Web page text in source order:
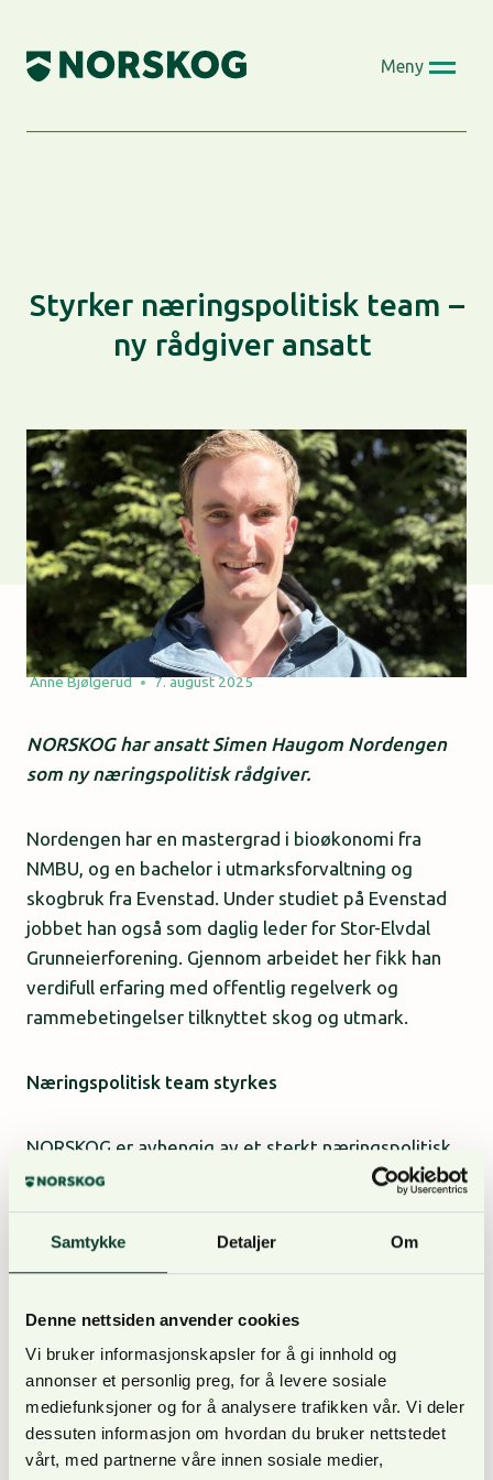
Samtykke Detaljer Om
Denne nettsiden anvender cookies
Vi bruker informasjonskapsler for å gi innhold og
annonser et personlig preg, for å levere sosiale
mediefunksjoner og for å analysere trafikken vår. Vi deler
dessuten informasjon om hvordan du bruker nettstedet
vårt, med partnerne våre innen sosiale medier,
content
Meny
Styrker næringspolitisk team –
ny rådgiver ansatt
Anne Bjølgerud 7. august 2025
NORSKOG har ansatt Simen Haugom Nordengen
som ny næringspolitisk rådgiver.
Nordengen har en mastergrad i bioøkonomi fra
NMBU, og en bachelor i utmarksforvaltning og
skogbruk fra Evenstad. Under studiet på Evenstad
jobbet han også som daglig leder for Stor-Elvdal
Grunneierforening. Gjennom arbeidet her fikk han
verdifull erfaring med offentlig regelverk og
rammebetingelser tilknyttet skog og utmark.
Næringspolitisk team styrkes
NORSKOG er avhengig av et sterkt næringspolitisk
team for å støtte et aktivt skogbruk i møtet med
storsamfunnets forventninger.
– For å støtte et aktivt skogbruk trenger vi god
skogbruket må forholde oss til. Ansettelsen av
Simen vil styrke oss på dette området, og vi ser
frem til å dra god nytte av kompetansen han tar
med seg både fra studier og arbeidsliv, sier Benthe
E. Løvenskiold, næringspolitisk sjef i NORSKOG.